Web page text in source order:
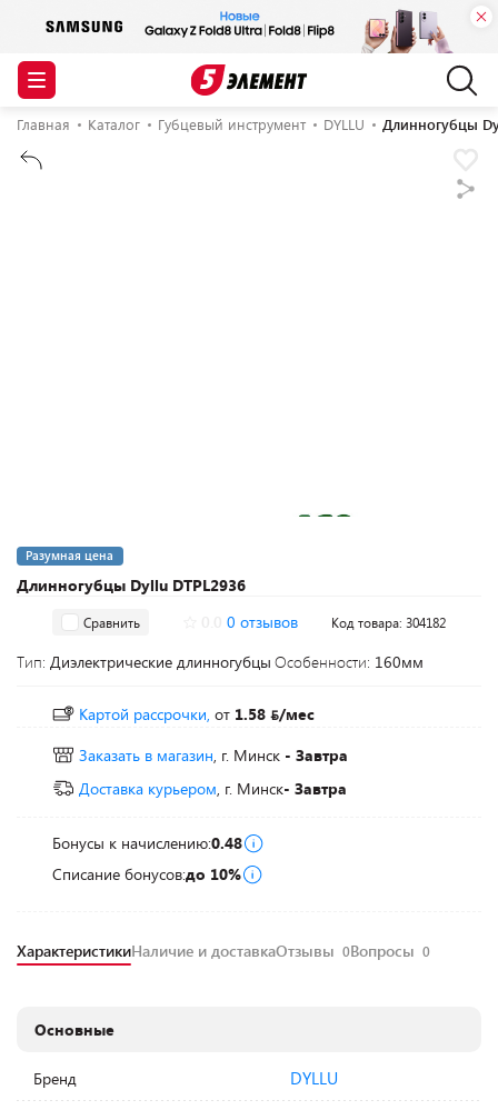
Главная Каталог Губцевый инструмент DYLLU Длинногубцы
Длинногубцы Dyllu DTPL2936
Разумная цена
Сравнить 0 отзывов Код товара: 304182
Тип: Диэлектрические длинногубцы Особенности: 160мм
Картой рассрочки, от 1.58
/мес
Заказать в магазин, г. Минск - Завтра
Доставка курьером, г. Минск- Завтра
Бонусы к начислению:0.48
Списание бонусов:до 10%
ХарактеристикиНаличие и доставкаОтзывы 0Вопросы 0
Основные
Бренд DYLLU